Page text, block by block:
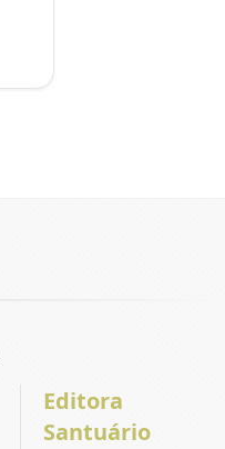
Editora
Santuário